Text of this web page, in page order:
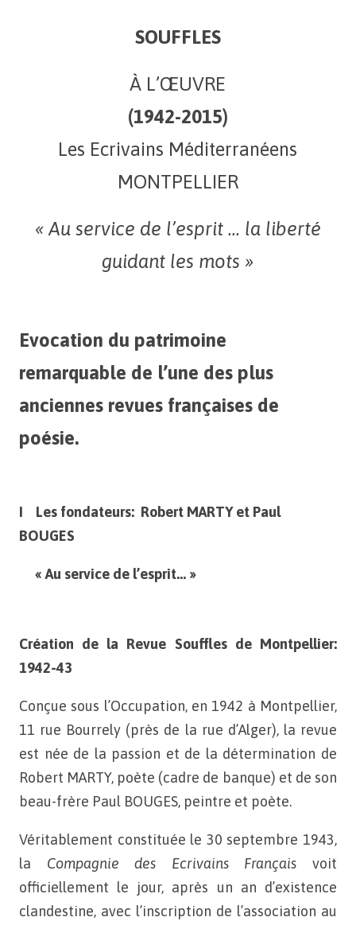
SOUFFLES
À L’ŒUVRE
(1942-2015)
Les Ecrivains Méditerranéens
MONTPELLIER
« Au service de l’esprit … la liberté
guidant les mots »
Evocation du patrimoine
remarquable de l’une des plus
anciennes revues françaises de
poésie.
I Les fondateurs: Robert MARTY et Paul
BOUGES
« Au service de l’esprit… »
Création de la Revue Souffles de Montpellier:
1942-43
Conçue sous l’Occupation, en 1942 à Montpellier,
11 rue Bourrely (près de la rue d’Alger), la revue
est née de la passion et de la détermination de
Robert MARTY, poète (cadre de banque) et de son
beau-frère Paul BOUGES, peintre et poète.
Véritablement constituée le 30 septembre 1943,
la Compagnie des Ecrivains Français voit
officiellement le jour, après un an d’existence
clandestine, avec l’inscription de l’association au